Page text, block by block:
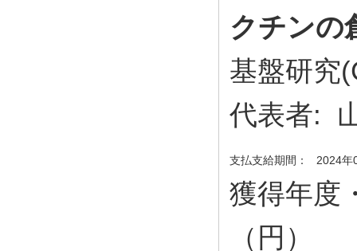
クチンの
基盤研究
代表者:
支払支給期間： 2024年
獲得年度
（円）